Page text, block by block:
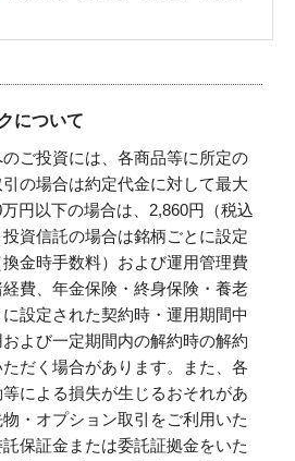
について
ご投資には、各商品等に所定の
の場合は約定代金に対して最大
円以下の場合は、2,860円（税込
資信託の場合は銘柄ごとに設定
金時手数料）および運用管理費
費、年金保険・終身保険・養老
設定された契約時・運用期間中
よび一定期間内の解約時の解約
だく場合があります。また、各
による損失が生じるおそれがあ
・オプション取引をご利用いた
保証金または委託証拠金をいた